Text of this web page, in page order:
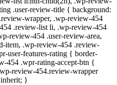
.user-review-title { background:
wrapper, .wp-review-454
.review-list li, .wp-review-454
review-454 .user-review-area,
item, .wp-review-454 .review-
user-features-rating { border-
454 .wpr-rating-accept-btn {
review-454.review-wrapper
}